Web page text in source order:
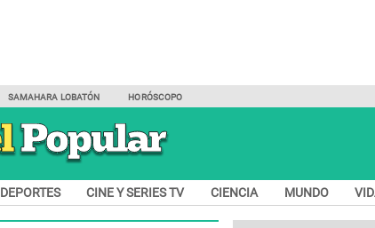
SAMAHARA LOBATÓN HORÓSCOPO
DEPORTES CINE Y SERIES TV CIENCIA MUNDO